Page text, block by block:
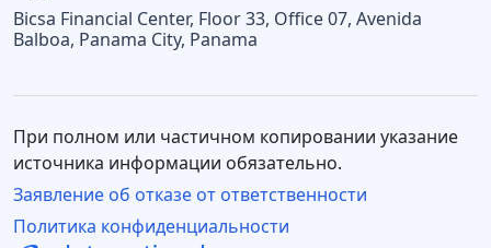
Bicsa Financial Center, Floor 33, Office 07, Avenida
Balboa, Panama City, Panama
Политика конфиденциальности
При полном или частичном копировании указание
источника информации обязательно.
Заявление об отказе от ответственности